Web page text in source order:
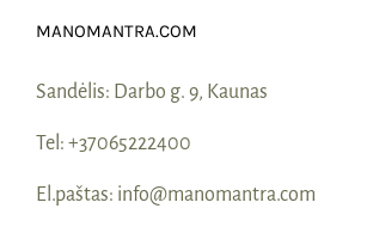
MANOMANTRA.COM
Sandėlis: Darbo g. 9, Kaunas
Tel: +37065222400
El.paštas: info@manomantra.com